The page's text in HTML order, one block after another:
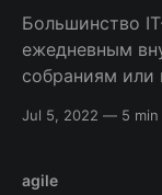
Большинство
ежедневным
собраниям или
минут. В Agile-разработке без митингов никуда.
Jul 5, 2022 — 5
agile